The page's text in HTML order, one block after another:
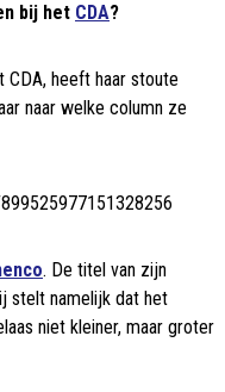
bij het CDA?
CDA, heeft haar stoute
naar welke column ze
. De titel van zijn
stelt namelijk dat het
niet kleiner, maar groter